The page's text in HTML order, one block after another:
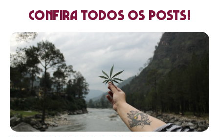
Confira todos os posts!